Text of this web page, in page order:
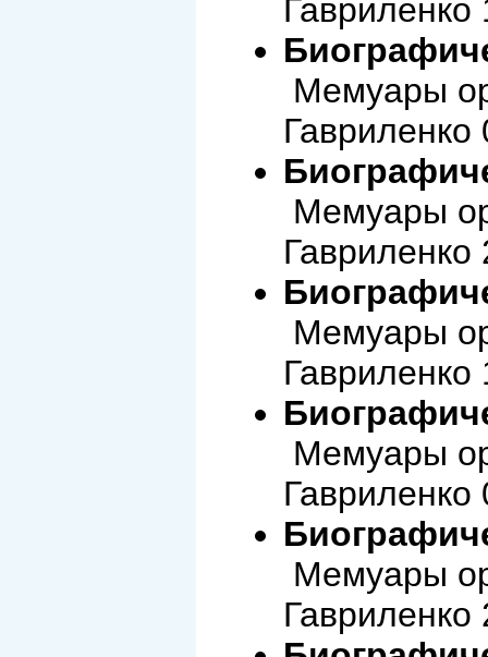
Мемуары
Мемуары
Мемуары
Мемуары
Мемуары